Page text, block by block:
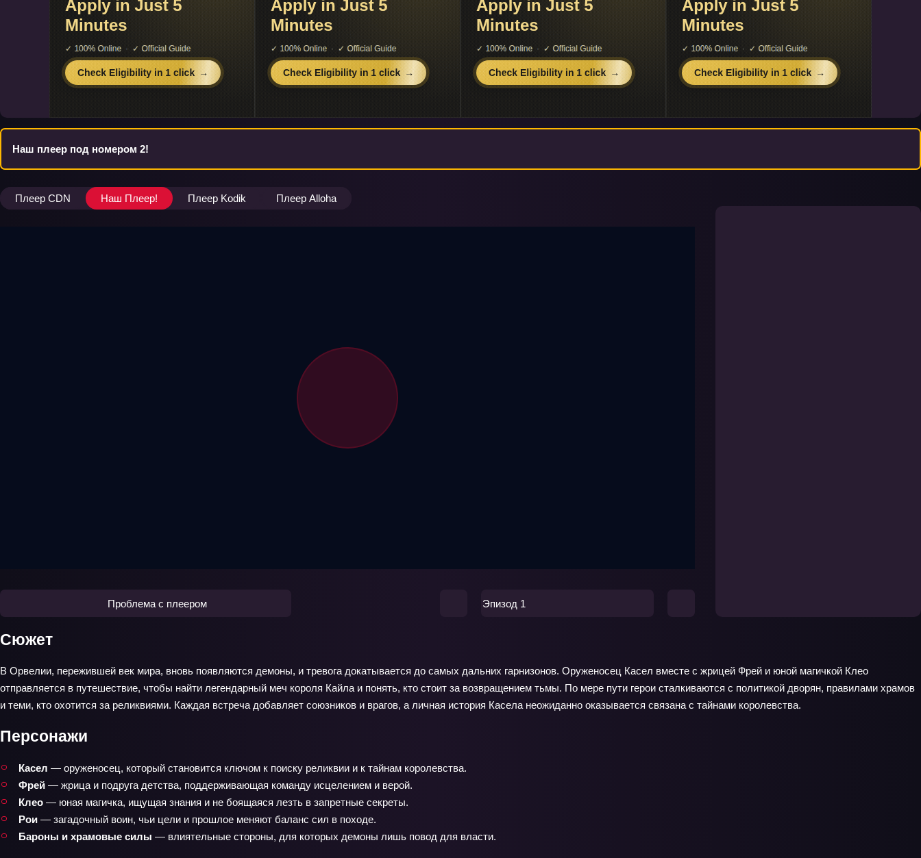
Наш плеер под номером 2!
Плеер CDN Наш Плеер! Плеер Kodik Плеер Alloha
Проблема с плеером Эпизод 1
Сюжет
В Орвелии, пережившей век мира, вновь появляются демоны, и тревога докатывается до самых дальних гарнизонов. Оруженосец Касел вместе с жрицей Фрей и юной магичкой Клео
отправляется в путешествие, чтобы найти легендарный меч короля Кайла и понять, кто стоит за возвращением тьмы. По мере пути герои сталкиваются с политикой дворян, правилами храмов
и теми, кто охотится за реликвиями. Каждая встреча добавляет союзников и врагов, а личная история Касела неожиданно оказывается связана с тайнами королевства.
Персонажи
Касел — оруженосец, который становится ключом к поиску реликвии и к тайнам королевства.
Фрей — жрица и подруга детства, поддерживающая команду исцелением и верой.
Клео — юная магичка, ищущая знания и не боящаяся лезть в запретные секреты.
Рои — загадочный воин, чьи цели и прошлое меняют баланс сил в походе.
Бароны и храмовые силы — влиятельные стороны, для которых демоны лишь повод для власти.